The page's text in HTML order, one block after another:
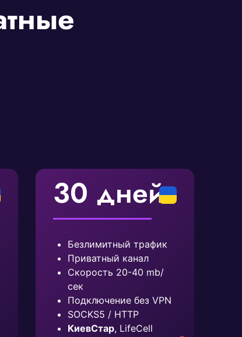
30 дней
Безлимитный трафик
Приватный канал
Скорость 20-40 mb/
сек
Подключение без VPN
SOCKS5 / HTTP
КиевСтар, LifeCell